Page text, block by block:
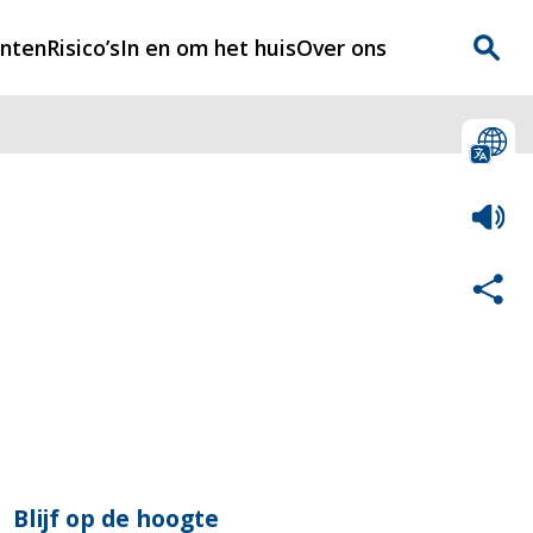
Risico’sIn en om het huisOver ons
Blijf op de hoogte